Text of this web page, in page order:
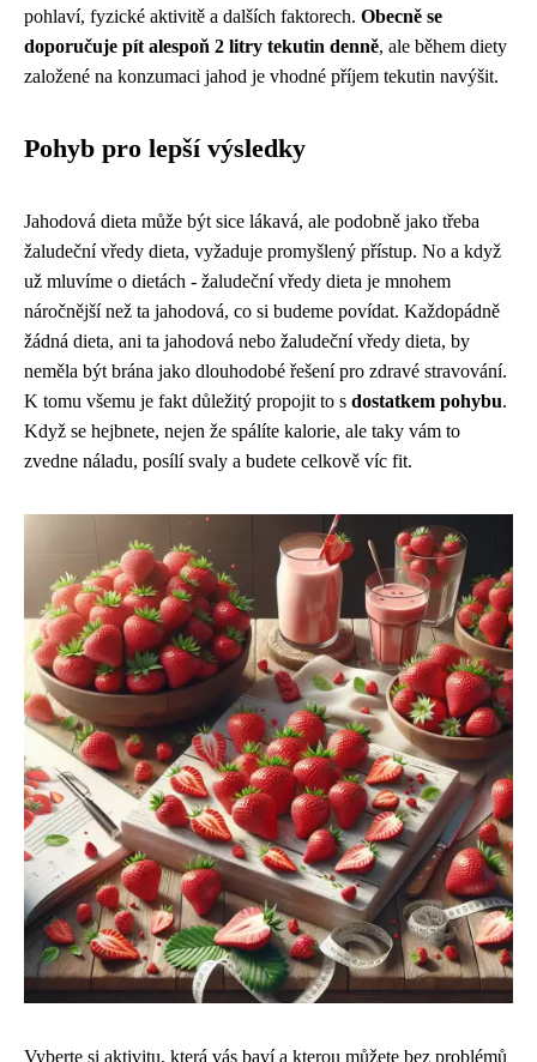
pohlaví, fyzické aktivitě a dalších faktorech. Obecně se
doporučuje pít alespoň 2 litry tekutin denně, ale během diety
založené na konzumaci jahod je vhodné příjem tekutin navýšit.
Pohyb pro lepší výsledky
Jahodová dieta může být sice lákavá, ale podobně jako třeba
žaludeční vředy dieta, vyžaduje promyšlený přístup. No a když
už mluvíme o dietách - žaludeční vředy dieta je mnohem
náročnější než ta jahodová, co si budeme povídat. Každopádně
žádná dieta, ani ta jahodová nebo žaludeční vředy dieta, by
neměla být brána jako dlouhodobé řešení pro zdravé stravování.
K tomu všemu je fakt důležitý propojit to s dostatkem pohybu.
Když se hejbnete, nejen že spálíte kalorie, ale taky vám to
zvedne náladu, posílí svaly a budete celkově víc fit.
Vyberte si aktivitu, která vás baví a kterou můžete bez problémů